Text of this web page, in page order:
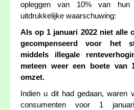
opleggen van 10% van
uitdrukkelijke waarschuwing:
Als op 1 januari 2022 niet alle
gecompenseerd voor het
middels illegale
meteen weer een boete van
omzet.
Indien u dit had gedaan, waren
consumenten voor 1